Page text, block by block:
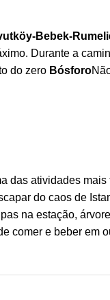
Bebek-Rumeli
Durante a
do zero Bósforo
das atividades
do caos de
na estação,
comer e beber em